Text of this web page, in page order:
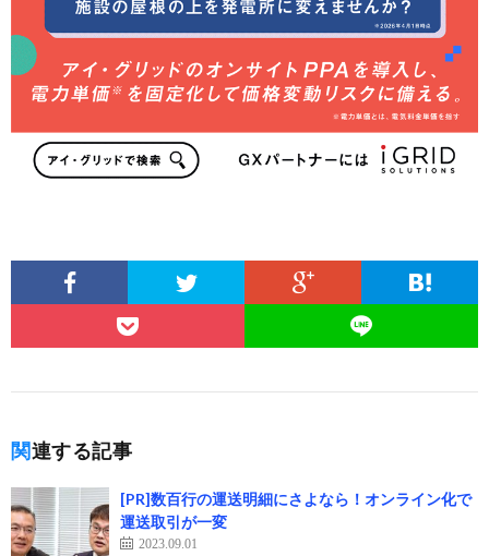
関連する記事
[PR]数百行の運送明細にさよなら！オンライン化で
運送取引が一変
2023.09.01